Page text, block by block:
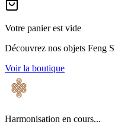
Votre panier est vide
Découvrez nos objets Feng
Voir la boutique
Harmonisation en cours...